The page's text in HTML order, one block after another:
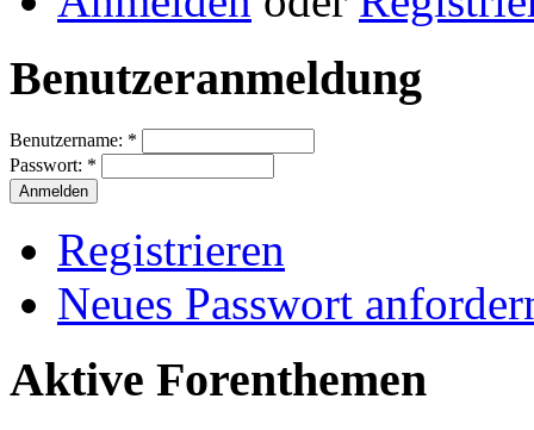
Benutzeranmeldung
Benutzername: *
Passwort: *
Registrieren
Neues Passwort
Aktive Forenthemen